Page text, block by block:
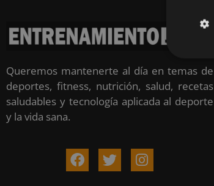
Queremos mantenerte al día en temas de
deportes, fitness, nutrición, salud, recetas
saludables y tecnología aplicada al deporte
y la vida sana.